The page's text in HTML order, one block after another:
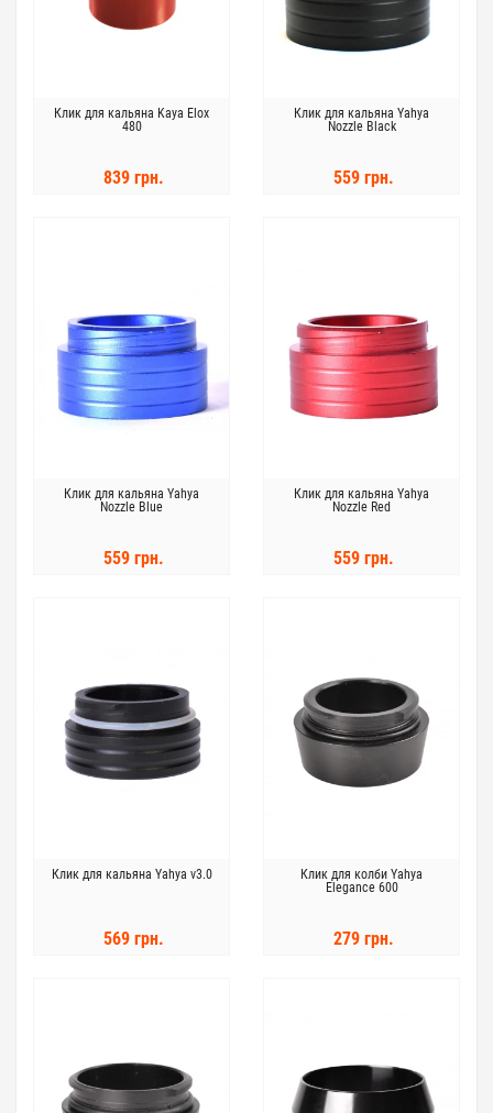
Клик для кальяна Kaya Elox
480
839 грн.
Клик для кальяна Yahya
Nozzle Black
559 грн.
Клик для кальяна Yahya
Nozzle Blue
559 грн.
Клик для кальяна Yahya
Nozzle Red
559 грн.
Клик для кальяна Yahya v3.0
569 грн.
Клик для колби Yahya
Elegance 600
279 грн.